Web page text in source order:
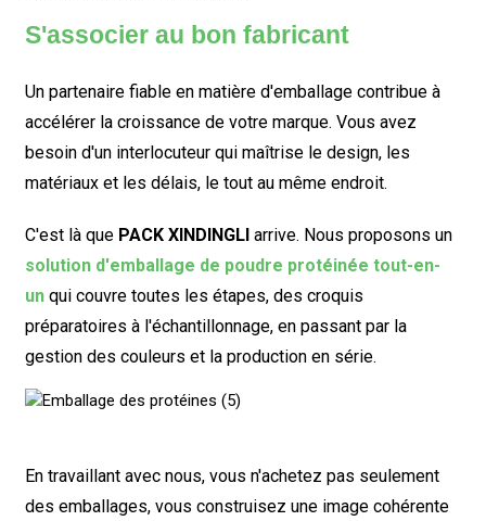
S'associer au bon fabricant
Un partenaire fiable en matière d'emballage contribue à
accélérer la croissance de votre marque. Vous avez
besoin d'un interlocuteur qui maîtrise le design, les
matériaux et les délais, le tout au même endroit.
C'est là que PACK XINDINGLIarrive. Nous proposons un
solution d'emballage de poudre protéinée tout-en-
un qui couvre toutes les étapes, des croquis
préparatoires à l'échantillonnage, en passant par la
gestion des couleurs et la production en série.
En travaillant avec nous, vous n'achetez pas seulement
des emballages, vous construisez une image cohérente